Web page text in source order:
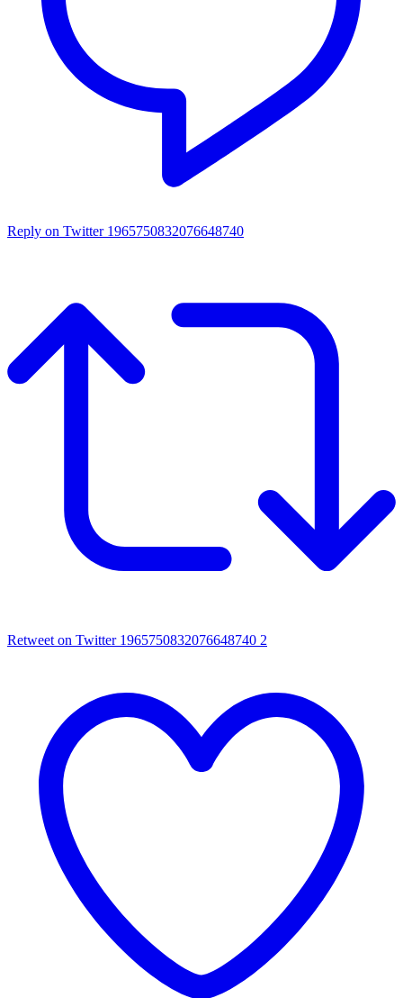
Reply on Twitter 1965750832076648740
Retweet on Twitter 1965750832076648740 2